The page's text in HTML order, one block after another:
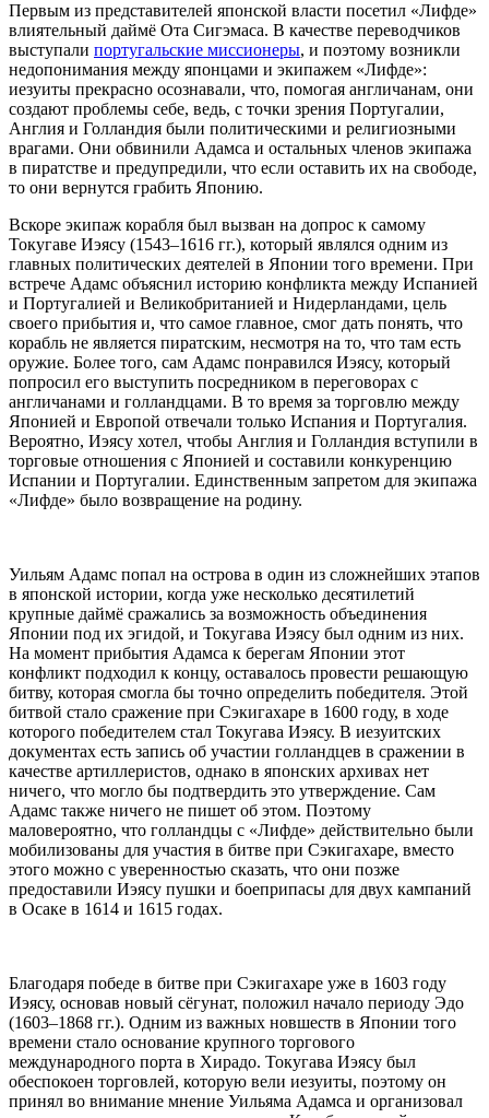
Первым из представителей японской власти посетил «Лифде»
влиятельный даймё Ота Сигэмаса. В качестве переводчиков
выступали португальские миссионеры, и поэтому возникли
недопонимания между японцами и экипажем «Лифде»:
иезуиты прекрасно осознавали, что, помогая англичанам, они
создают проблемы себе, ведь, с точки зрения Португалии,
Англия и Голландия были политическими и религиозными
врагами. Они обвинили Адамса и остальных членов экипажа
в пиратстве и предупредили, что если оставить их на свободе,
то они вернутся грабить Японию.
Вскоре экипаж корабля был вызван на допрос к самому
Токугаве Иэясу (1543–1616 гг.), который являлся одним из
главных политических деятелей в Японии того времени. При
встрече Адамс объяснил историю конфликта между Испанией
и Португалией и Великобританией и Нидерландами, цель
своего прибытия и, что самое главное, смог дать понять, что
корабль не является пиратским, несмотря на то, что там есть
оружие. Более того, сам Адамс понравился Иэясу, который
попросил его выступить посредником в переговорах с
англичанами и голландцами. В то время за торговлю между
Японией и Европой отвечали только Испания и Португалия.
Вероятно, Иэясу хотел, чтобы Англия и Голландия вступили в
торговые отношения с Японией и составили конкуренцию
Испании и Португалии. Единственным запретом для экипажа
«Лифде» было возвращение на родину.
Уильям Адамс попал на острова в один из сложнейших этапов
в японской истории, когда уже несколько десятилетий
крупные даймё сражались за возможность объединения
Японии под их эгидой, и Токугава Иэясу был одним из них.
На момент прибытия Адамса к берегам Японии этот
конфликт подходил к концу, оставалось провести решающую
битву, которая смогла бы точно определить победителя. Этой
битвой стало сражение при Сэкигахаре в 1600 году, в ходе
которого победителем стал Токугава Иэясу. В иезуитских
документах есть запись об участии голландцев в сражении в
качестве артиллеристов, однако в японских архивах нет
ничего, что могло бы подтвердить это утверждение. Сам
Адамс также ничего не пишет об этом. Поэтому
маловероятно, что голландцы с «Лифде» действительно были
мобилизованы для участия в битве при Сэкигахаре, вместо
этого можно с уверенностью сказать, что они позже
предоставили Иэясу пушки и боеприпасы для двух кампаний
в Осаке в 1614 и 1615 годах.
Благодаря победе в битве при Сэкигахаре уже в 1603 году
Иэясу, основав новый сёгунат, положил начало периоду Эдо
(1603–1868 гг.). Одним из важных новшеств в Японии того
времени стало основание крупного торгового
международного порта в Хирадо. Токугава Иэясу был
обеспокоен торговлей, которую вели иезуиты, поэтому он
принял во внимание мнение Уильяма Адамса и организовал